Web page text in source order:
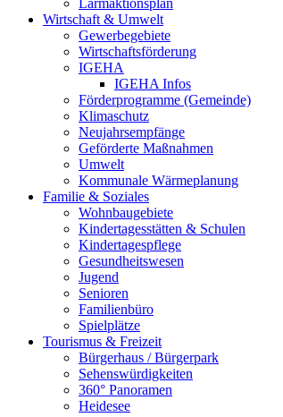
Lärmaktionsplan
Wirtschaft & Umwelt
Gewerbegebiete
Wirtschaftsförderung
IGEHA
IGEHA Infos
Förderprogramme (Gemeinde)
Klimaschutz
Neujahrsempfänge
Geförderte Maßnahmen
Umwelt
Kommunale Wärmeplanung
Familie & Soziales
Wohnbaugebiete
Kindertagesstätten & Schulen
Kindertagespflege
Gesundheitswesen
Jugend
Senioren
Familienbüro
Spielplätze
Tourismus & Freizeit
Bürgerhaus / Bürgerpark
Sehenswürdigkeiten
360° Panoramen
Heidesee